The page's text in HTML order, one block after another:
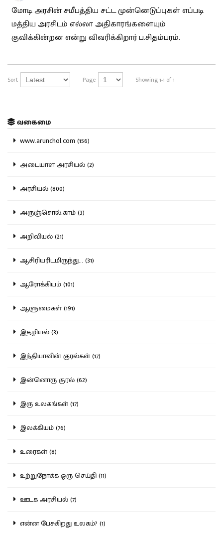
மோடி அரசின் சமீபத்திய சட்ட முன்னெடுப்புகள் எப்படி
மத்திய அரசிடம் எல்லா அதிகாரங்களையும்
குவிக்கின்றன என்று விவரிக்கிறார் ப.சிதம்பரம்.
Sort Page Showing 1-1 of 1
வகைமை
www.arunchol.com (156)
அடையாள அரசியல் (2)
அரசியல் (800)
அருஞ்சொல்.காம் (3)
அறிவியல் (21)
ஆசிரியரிடமிருந்து... (31)
ஆரோக்கியம் (101)
ஆளுமைகள் (191)
இதழியல் (3)
இந்தியாவின் குரல்கள் (17)
இன்னொரு குரல் (62)
இரு உலகங்கள் (17)
இலக்கியம் (76)
உரைகள் (8)
உற்றுநோக்க ஒரு செய்தி (11)
ஊடக அரசியல் (7)
என்ன பேசுகிறது உலகம்? (1)